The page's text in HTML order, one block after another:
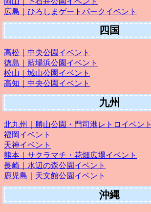
広島｜ひろしまゲートパークイベント
四国
高松｜中央公園イベント
徳島｜藍場浜公園イベント
松山｜城山公園イベント
高知｜中央公園イベント
九州
北九州｜勝山公園・門司港レトロイベント
福岡イベント
天神イベント
熊本｜サクラマチ・花畑広場イベント
長崎｜水辺の森公園イベント
鹿児島｜天文館公園イベント
沖縄